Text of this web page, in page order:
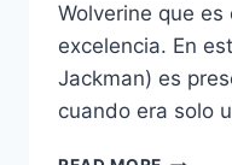
Wolverine que
excelencia. En
Jackman) es
cuando era solo
X-